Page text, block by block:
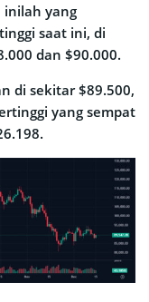
inilah yang
saat ini, di
dan $90.000.
di sekitar $89.500,
yang sempat